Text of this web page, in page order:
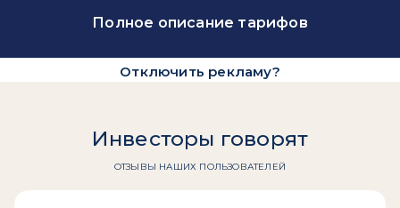
Полное описание тарифов
Отключить рекламу?
Инвесторы говорят
ОТЗЫВЫ НАШИХ ПОЛЬЗОВАТЕЛЕЙ